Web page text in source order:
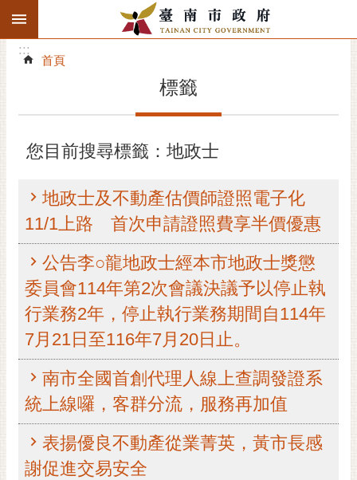
跳到主要內容區塊
搜
階
精彩府城
市府團隊
主題服務
市政資訊
市民互動
偉
哲
光
:::
:::
首頁
標籤
您目前搜尋標籤：地政士
地政士及不動產估價師證照電子化
11/1上路 首次申請證照費享半價優惠
公告李○龍地政士經本市地政士獎懲
委員會114年第2次會議決議予以停止執
行業務2年，停止執行業務期間自114年
7月21日至116年7月20日止。
南市全國首創代理人線上查調發證系
統上線囉，客群分流，服務再加值
表揚優良不動產從業菁英，黃市長感
謝促進交易安全